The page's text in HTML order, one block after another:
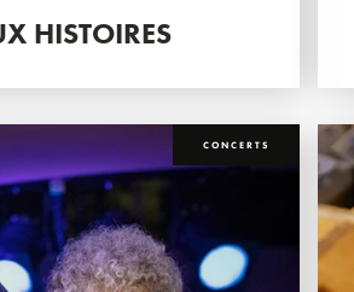
HISTOIRES
CONCERTS